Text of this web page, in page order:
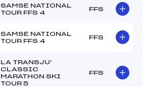
SAMSE NATIONAL
TOUR FFS 4
FFS
SAMSE NATIONAL
TOUR FFS 4
FFS
LA TRANSJU'
CLASSIC
MARATHON SKI
TOUR 5
FFS